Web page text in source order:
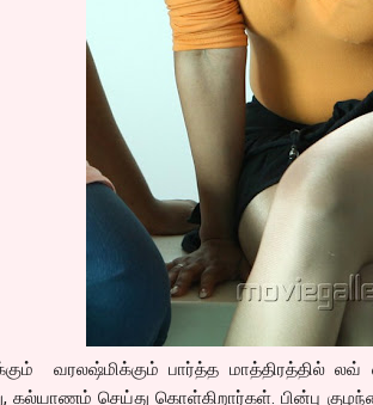
வரலஷ்மிக்கும் பார்த்த மாத்திரத்தில் லவ்
கல்யாணம் செய்து கொள்கிறார்கள். பின்பு